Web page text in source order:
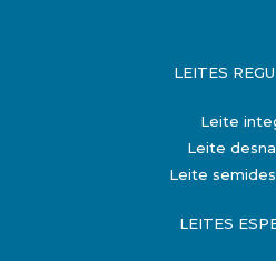
LEITES
Leite
Leite
Leite
LEITES